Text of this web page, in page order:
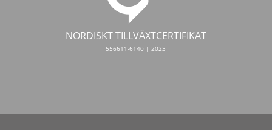
NORDISKT TILLVÄXTCERTIFIKAT
556611-6140 | 2023